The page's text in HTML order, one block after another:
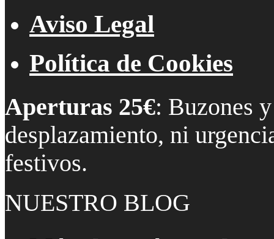
Aviso Legal
Política de Cookies
Aperturas 25€: Buzones
desplazamiento, ni
festivos.
NUESTRO BLOG